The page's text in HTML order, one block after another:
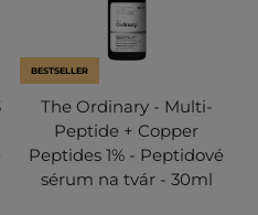
BESTSELLER
The Ordinary - Multi-
Peptide + Copper
Peptides 1% - Peptidové
sérum na tvár - 30ml